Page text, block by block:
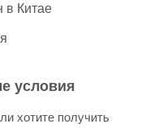
в Китае
условия
хотите получить